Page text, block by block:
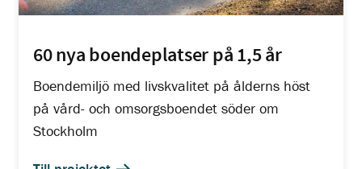
60 nya boendeplatser på 1,5 år
Boendemiljö med livskvalitet på ålderns höst
på vård- och omsorgsboendet söder om
Stockholm